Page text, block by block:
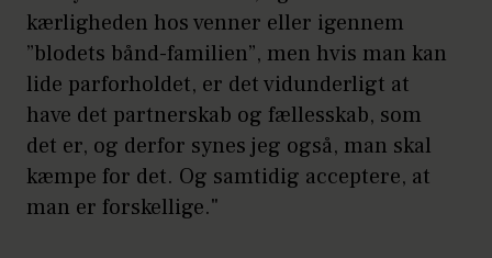
kærligheden hos venner eller igennem
”blodets bånd-familien”, men hvis man kan
lide parforholdet, er det vidunderligt at
have det partnerskab og fællesskab, som
det er, og derfor synes jeg også, man skal
kæmpe for det. Og samtidig acceptere, at
man er forskellige."